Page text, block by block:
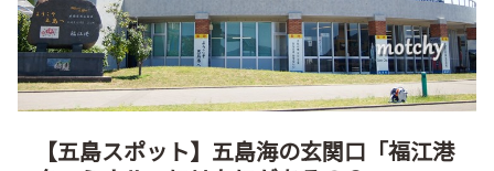
【五島スポット】五島海の玄関口「福江港